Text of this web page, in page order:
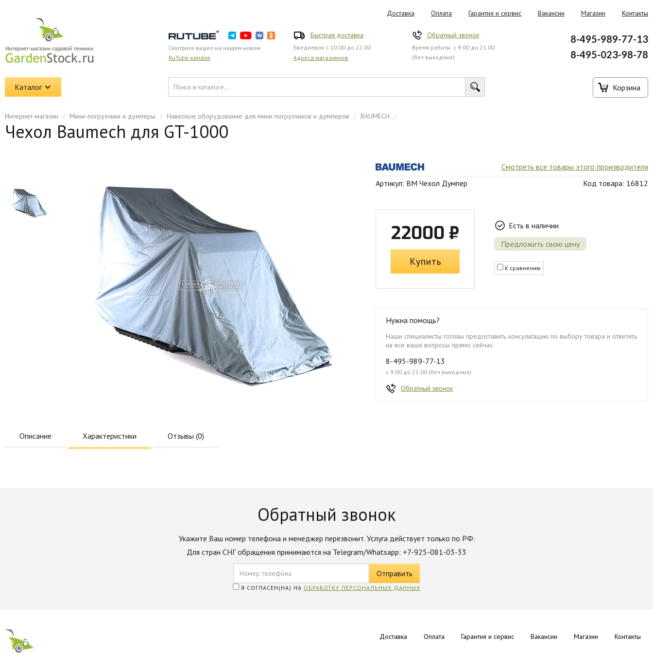
Доставка Оплата Гарантия и сервис Вакансии Магазин Контакты
Смотрите видео на нашем новом
RuTube-канале
Быстрая доставка
Ежедневно с 10:00 до 22:00
Адреса магазиинов
Обратный звонок
Время работы: с 9:00 до 21:00
(без выходных)
8-495-989-77-13
8-495-023-98-78
Каталог Корзина
Интернет-магазин / Мини-погрузчики и думперы / Навесное оборудование для мини-погрузчиков и думперов / BAUMECH /
Чехол Baumech для GT-1000
Смотреть все товары этого производителя
Артикул: BM Чехол Думпер
Код товара: 16812
22000 ₽
Купить
Есть в наличии
Предложить свою цену
К сравнению
Нужна помощь?
Наши специалисты готовы предоставить консультацию по выбору товара и ответить
на все ваши вопросы прямо сейчас.
8-495-989-77-13
с 9:00 до 21:00 (без выходных)
Обратный звонок
Описание Характеристики Отзывы (0)
Обратный звонок
Укажите Ваш номер телефона и менеджер перезвонит. Услуга действует только по РФ.
Для стран СНГ обращения принимаются на Telegram/Whatsapp: +7-925-081-03-33
Я СОГЛАСЕН(НА) НА ОБРАБОТКУ ПЕРСОНАЛЬНЫХ ДАННЫХ
Доставка Оплата Гарантия и сервис Вакансии Магазин Контакты